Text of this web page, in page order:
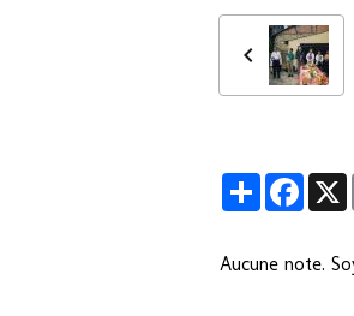
Partager
Aucune note.